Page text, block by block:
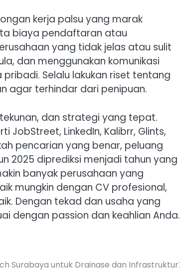
kerja palsu yang marak
biaya pendaftaran atau
yang tidak jelas atau sulit
dan menggunakan komunikasi
Selalu lakukan riset tentang
agar terhindar dari penipuan.
dan strategi yang tepat.
LinkedIn, Kalibrr, Glints,
pencarian yang benar, peluang
2025 diprediksi menjadi tahun yang
banyak perusahaan yang
mungkin dengan CV profesional,
Dengan tekad dan usaha yang
dengan passion dan keahlian Anda.
Surabaya untuk Drainase dan Infrastruktur